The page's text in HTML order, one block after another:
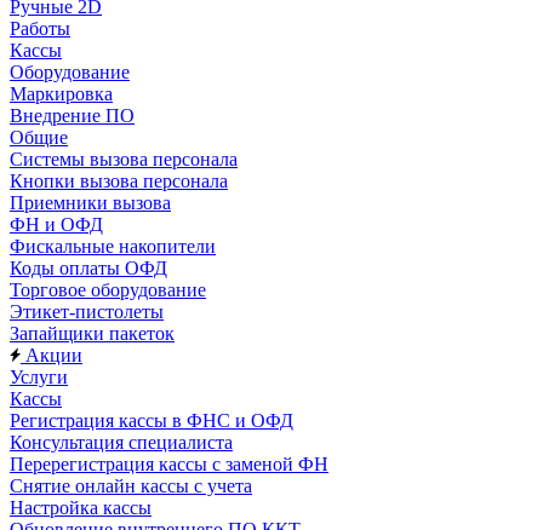
Ручные 2D
Работы
Кассы
Оборудование
Маркировка
Внедрение ПО
Общие
Системы вызова персонала
Кнопки вызова персонала
Приемники вызова
ФН и ОФД
Фискальные накопители
Коды оплаты ОФД
Торговое оборудование
Этикет-пистолеты
Запайщики пакеток
Акции
Услуги
Кассы
Регистрация кассы в ФНС и ОФД
Консультация специалиста
Перерегистрация кассы с заменой ФН
Снятие онлайн кассы с учета
Настройка кассы